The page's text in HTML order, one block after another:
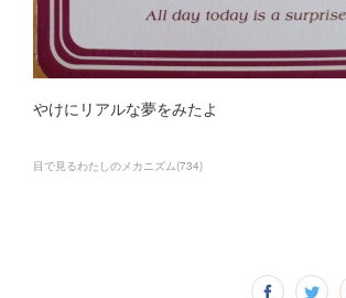
やけにリアルな夢をみたよ
目で見るわたしのメカニズム(734)